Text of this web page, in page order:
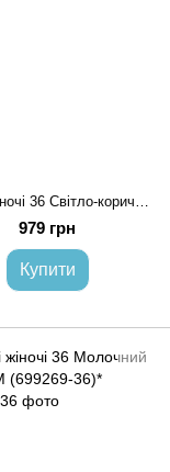
979 грн
Купити